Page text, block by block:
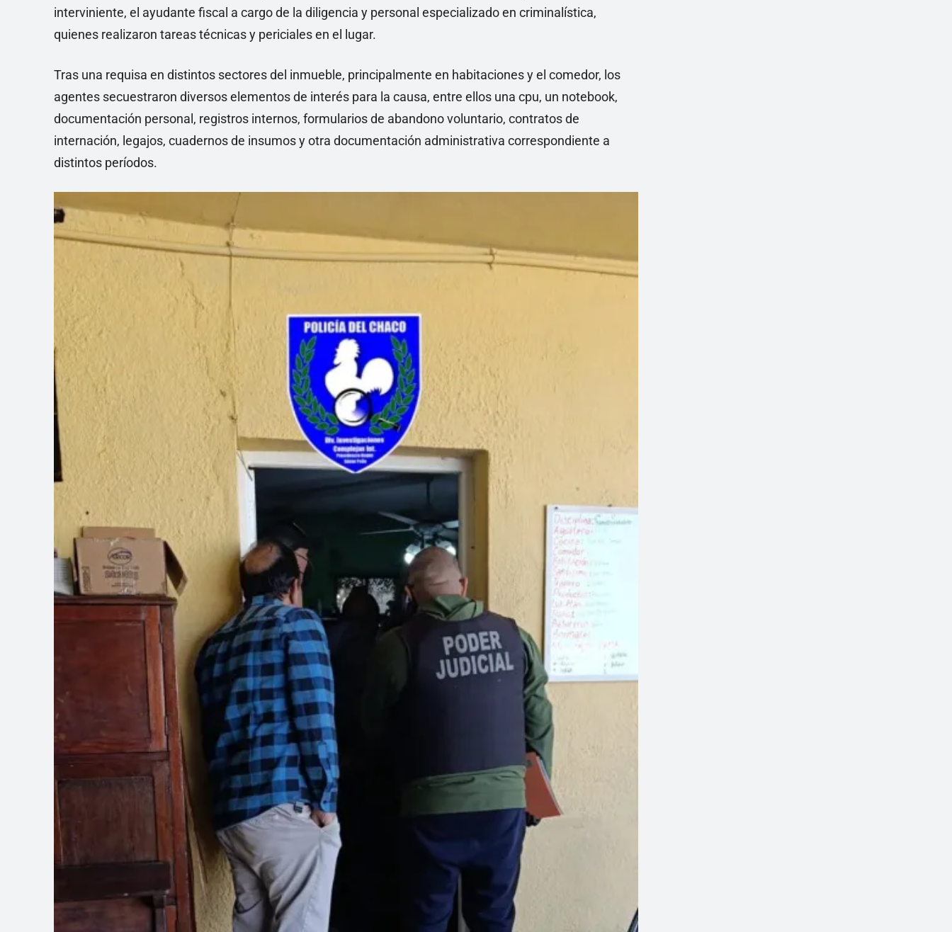
interviniente, el ayudante fiscal a cargo de la diligencia y personal especializado en criminalística,
quienes realizaron tareas técnicas y periciales en el lugar.
Tras una requisa en distintos sectores del inmueble, principalmente en habitaciones y el comedor, los
agentes secuestraron diversos elementos de interés para la causa, entre ellos una cpu, un notebook,
documentación personal, registros internos, formularios de abandono voluntario, contratos de
internación, legajos, cuadernos de insumos y otra documentación administrativa correspondiente a
distintos períodos.